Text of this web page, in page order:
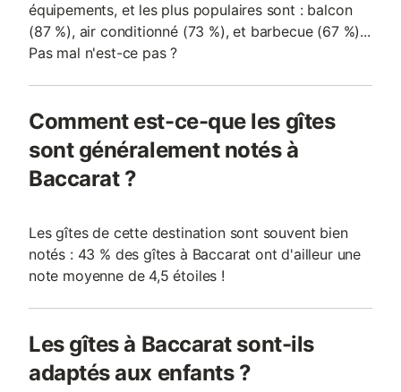
équipements, et les plus populaires sont : balcon
(87 %), air conditionné (73 %), et barbecue (67 %)...
Pas mal n'est-ce pas ?
Comment est-ce-que les gîtes
sont généralement notés à
Baccarat ?
Les gîtes de cette destination sont souvent bien
notés : 43 % des gîtes à Baccarat ont d'ailleur une
note moyenne de 4,5 étoiles !
Les gîtes à Baccarat sont-ils
adaptés aux enfants ?